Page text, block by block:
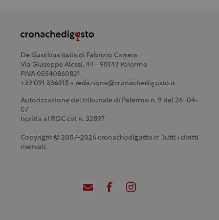
De Gustibus Italia di Fabrizio Carrera
Via Giuseppe Alessi, 44 - 90143 Palermo
P.IVA 05540860821
+39 091 336915 - redazione@cronachedigusto.it
Autorizzazione del tribunale di Palermo n. 9 del 26-04-
07
Iscritta al ROC col n. 32897
Copyright © 2007-2026 cronachedigusto.it. Tutti i diritti
riservati.